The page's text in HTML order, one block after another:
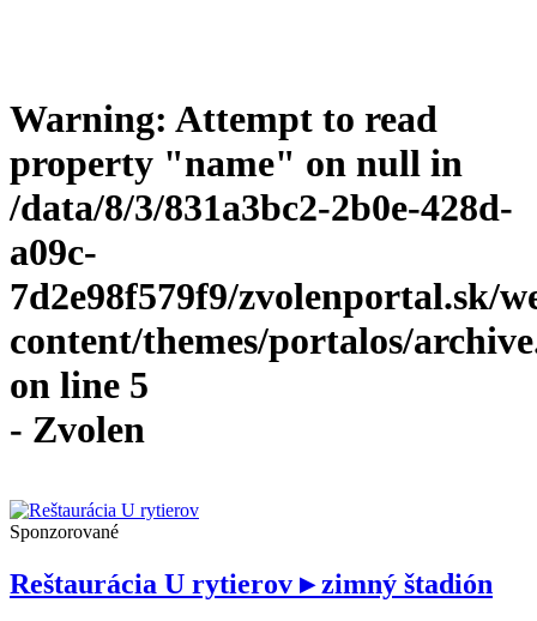
Warning: Attempt to read
property "name" on null in
/data/8/3/831a3bc2-2b0e-428d-
a09c-
7d2e98f579f9/zvolenportal.sk/
content/themes/portalos/
on line 5
- Zvolen
Sponzorované
Reštaurácia U rytierov ▸ zimný štadión